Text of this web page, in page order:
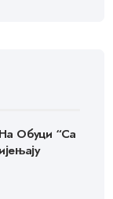
Обуци “Са